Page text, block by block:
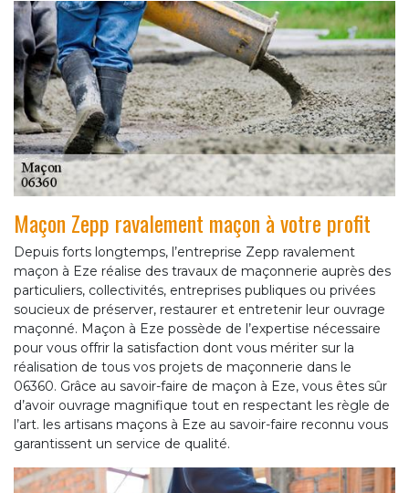
Maçon Zepp ravalement maçon à votre profit
Depuis forts longtemps, l’entreprise Zepp ravalement
maçon à Eze réalise des travaux de maçonnerie auprès des
particuliers, collectivités, entreprises publiques ou privées
soucieux de préserver, restaurer et entretenir leur ouvrage
maçonné. Maçon à Eze possède de l’expertise nécessaire
pour vous offrir la satisfaction dont vous mériter sur la
réalisation de tous vos projets de maçonnerie dans le
06360. Grâce au savoir-faire de maçon à Eze, vous êtes sûr
d’avoir ouvrage magnifique tout en respectant les règle de
l’art. les artisans maçons à Eze au savoir-faire reconnu vous
garantissent un service de qualité.